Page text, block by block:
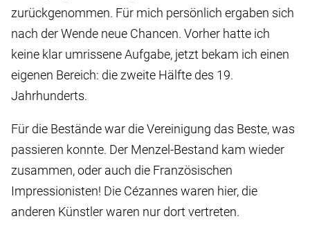
zurückgenommen. Für mich persönlich ergaben sich
nach der Wende neue Chancen. Vorher hatte ich
keine klar umrissene Aufgabe, jetzt bekam ich einen
eigenen Bereich: die zweite Hälfte des 19.
Jahrhunderts.
Für die Bestände war die Vereinigung das Beste, was
passieren konnte. Der Menzel-Bestand kam wieder
zusammen, oder auch die Französischen
Impressionisten! Die Cézannes waren hier, die
anderen Künstler waren nur dort vertreten.